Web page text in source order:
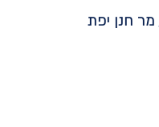
מר חנן יפת